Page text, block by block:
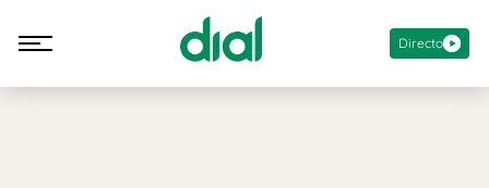
Directo